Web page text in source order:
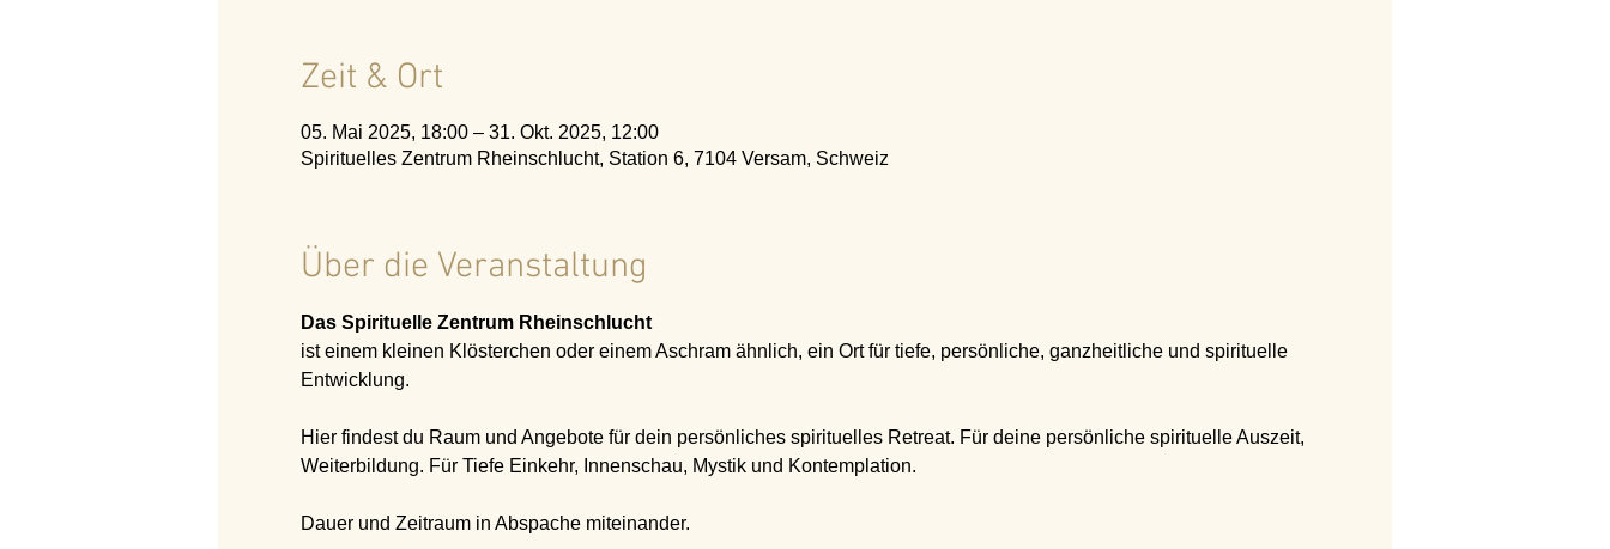
Zeit & Ort
05. Mai 2025, 18:00 – 31. Okt. 2025, 12:00
Spirituelles Zentrum Rheinschlucht, Station 6, 7104 Versam, Schweiz
Über die Veranstaltung
Das Spirituelle Zentrum Rheinschlucht
ist einem kleinen Klösterchen oder einem Aschram ähnlich, ein Ort für tiefe, persönliche, ganzheitliche und spirituelle
Entwicklung.
Hier findest du Raum und Angebote für dein persönliches spirituelles Retreat. Für deine persönliche spirituelle Auszeit,
Weiterbildung. Für Tiefe Einkehr, Innenschau, Mystik und Kontemplation.
Dauer und Zeitraum in Abspache miteinander.